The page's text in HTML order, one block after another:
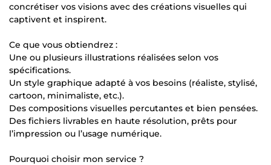
concrétiser vos visions avec des créations visuelles qui
captivent et inspirent.
Ce que vous obtiendrez :
Une ou plusieurs illustrations réalisées selon vos
spécifications.
Un style graphique adapté à vos besoins (réaliste, stylisé,
cartoon, minimaliste, etc.).
Des compositions visuelles percutantes et bien pensées.
Des fichiers livrables en haute résolution, prêts pour
l’impression ou l’usage numérique.
Pourquoi choisir mon service ?